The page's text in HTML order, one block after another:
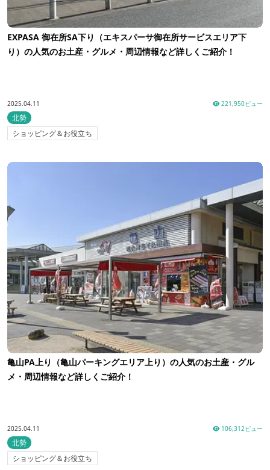
EXPASA 御在所SA下り（エキスパーサ御在所サービスエリア下
り）の人気のお土産・グルメ・周辺情報など詳しくご紹介！
2025.04.11 221,950ビュー
北勢
ショッピング＆お役立ち
亀山PA上り（亀山パーキングエリア上り）の人気のお土産・グル
メ・周辺情報など詳しくご紹介！
2025.04.11 106,312ビュー
北勢
ショッピング＆お役立ち